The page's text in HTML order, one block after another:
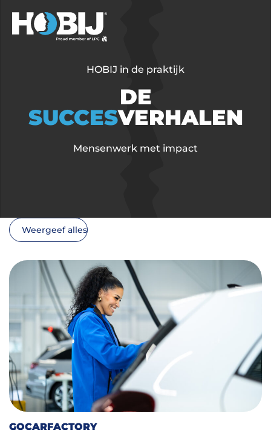
HOBIJ in de praktijk
DE
SUCCESVERHALEN
Mensenwerk met impact
Weergeef alles
GOCARFACTORY